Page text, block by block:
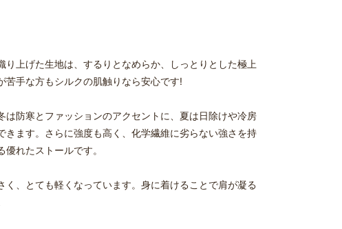
り上げた生地は、するりとなめらか、しっとりとした極上
苦手な方もシルクの肌触りなら安心です!
は防寒とファッションのアクセントに、夏は日除けや冷房
ます。さらに強度も高く、化学繊維に劣らない強さを持
れたストールです。
、とても軽くなっています。身に着けることで肩が凝る